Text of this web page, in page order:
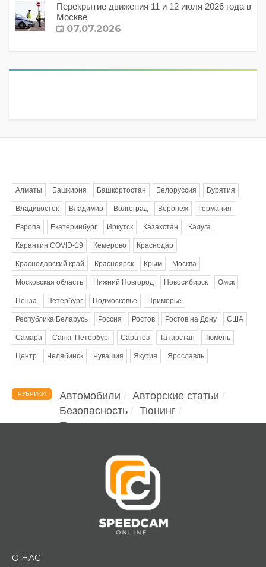
Перекрытие движения 11 и 12 июля 2026 года в
Москве
07.07.2026
Алматы Башкирия Башкортостан Белоруссия Бурятия
Владивосток Владимир Волгоград Воронеж Германия
Европа Екатеринбург Иркутск Казахстан Калуга
Карантин COVID-19 Кемерово Краснодар
Краснодарский край Красноярск Крым Москва
Московская область Нижний Новгород Новосибирск Омск
Пенза Петербург Подмосковье Приморье
Республика Беларусь Россия Ростов Ростов на Дону США
Самара Санкт-Петербург Саратов Татарстан Тюмень
Центр Челябинск Чувашия Якутия Ярославль
РУБРИКИ Автомобили
Авторские статьи
Безопасность
Тюнинг
Помощь водителю
О НАС